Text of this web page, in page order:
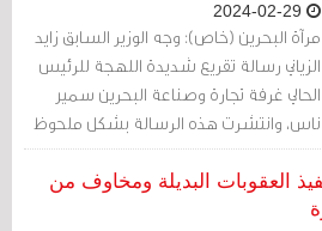
مرآة البحرين (خاص): وجه الوزير السابق زايد
الزياني رسالة تقريع شديدة اللهجة للرئيس
الحالي غرفة تجارة وصناعة البحرين سمير
ناس، وانتشرت هذه الرسالة بشكل ملحوظ
بين العاملين في القطاع التجاري.
العقوبات البديلة ومخاوف من